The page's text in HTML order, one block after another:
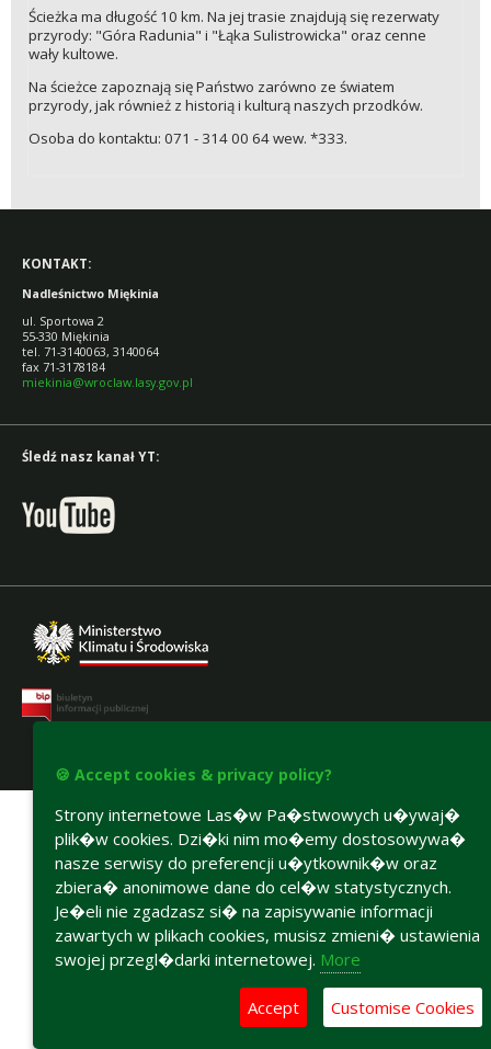
Ścieżka ma długość 10 km. Na jej trasie znajdują się rezerwaty
przyrody: "Góra Radunia" i "Łąka Sulistrowicka" oraz cenne
wały kultowe.
Na ścieżce zapoznają się Państwo zarówno ze światem
przyrody, jak również z historią i kulturą naszych przodków.
Osoba do kontaktu: 071 - 314 00 64 wew. *333.
KONTAKT:
Nadleśnictwo Miękinia
ul. Sportowa 2
55-330 Miękinia
tel. 71-3140063, 3140064
fax 71-3178184
miekinia@wroclaw.lasy.gov.pl
Śledź nasz kanał YT:
🍪 Accept cookies & privacy policy?
Strony internetowe Las�w Pa�stwowych u�ywaj�
plik�w cookies. Dzi�ki nim mo�emy dostosowywa�
nasze serwisy do preferencji u�ytkownik�w oraz
zbiera� anonimowe dane do cel�w statystycznych.
Je�eli nie zgadzasz si� na zapisywanie informacji
zawartych w plikach cookies, musisz zmieni� ustawienia
swojej przegl�darki internetowej. More
Accept Customise Cookies